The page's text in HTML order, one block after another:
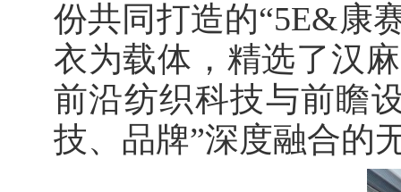
份共同打造的“5E&康
衣为载体，精选了汉
前沿纺织科技与前瞻
技、品牌”深度融合的